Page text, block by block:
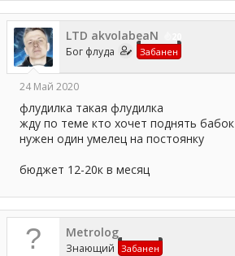
LTD akvolabeaN
Бог флуда Забанен
24 Май 2020
флудилка такая флудилка
жду по теме кто хочет поднять бабок
нужен один умелец на постоянку
бюджет 12-20к в месяц
Metrolog
Знающий Забанен